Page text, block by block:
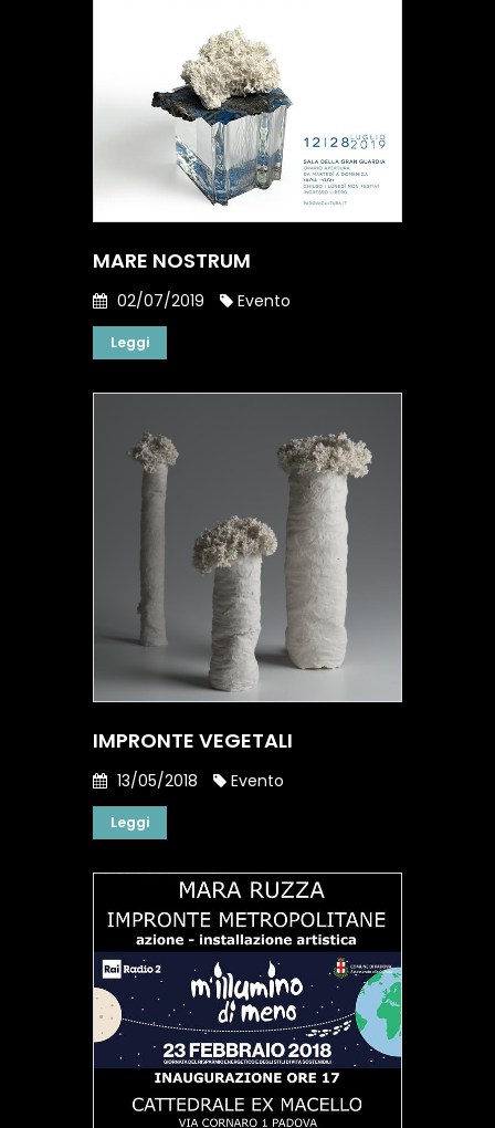
MARE NOSTRUM
02/07/2019 Evento
Leggi
IMPRONTE VEGETALI
13/05/2018 Evento
Leggi